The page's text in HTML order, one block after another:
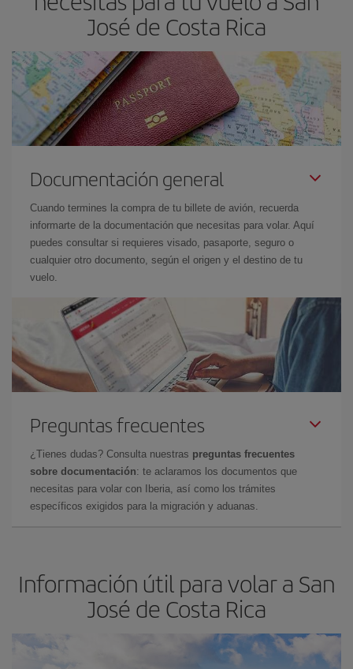
José de Costa Rica
Documentación general
Cuando termines la compra de tu billete de avión, recuerda
informarte de la documentación que necesitas para volar. Aquí
puedes consultar si requieres visado, pasaporte, seguro o
cualquier otro documento, según el origen y el destino de tu
vuelo.
Preguntas frecuentes
¿Tienes dudas? Consulta nuestras preguntas frecuentes
sobre documentación: te aclaramos los documentos que
necesitas para volar con Iberia, así como los trámites
específicos exigidos para la migración y aduanas.
Información útil para volar a San
José de Costa Rica